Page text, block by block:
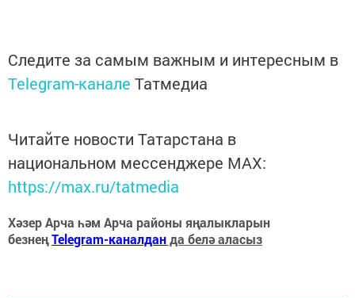
Следите за самым важным и интересным в
Telegram-канале Татмедиа
Читайте новости Татарстана в
национальном мессенджере MАХ:
https://max.ru/tatmedia
Хәзер Арча һәм Арча районы яңалыкларын
безнеңTelegram-каналданда белә аласыз